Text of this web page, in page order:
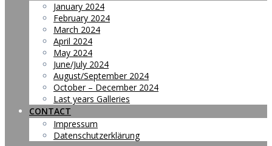
January 2024
February 2024
March 2024
April 2024
May 2024
June/July 2024
August/September 2024
October – December 2024
Last years Galleries
CONTACT
Impressum
Datenschutzerklärung